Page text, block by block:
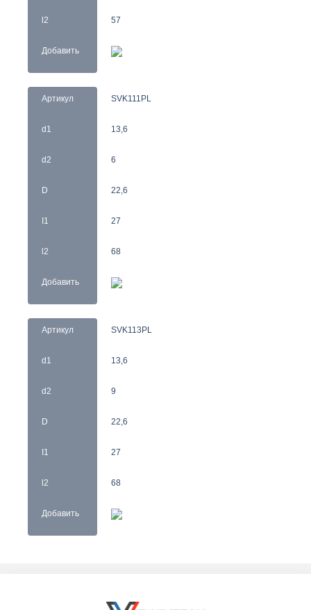
l2
Добавить
57
Артикул
d1
d2
D
I1
l2
Добавить
SVK111PL
13,6
6
22,6
27
68
Артикул
d1
d2
D
I1
l2
Добавить
SVK113PL
13,6
9
22,6
27
68